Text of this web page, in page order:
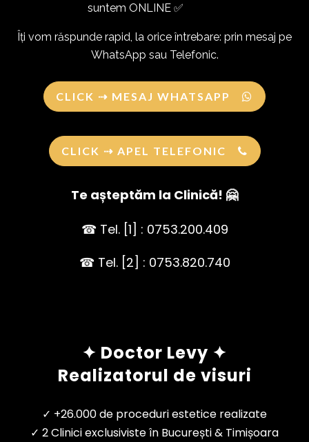
suntem ONLINE ✅
Îți vom răspunde rapid, la orice întrebare: prin mesaj pe
WhatsApp sau Telefonic.
CLICK ⇢ MESAJ WHATSAPP
CLICK ⇢ APEL TELEFONIC
Te așteptăm la Clinică! 🤗
☎ Tel. [1] : 0753.200.409
☎ Tel. [2] : 0753.820.740
✦ Doctor Levy ✦
Realizatorul de visuri
✓ +26.000 de proceduri estetice realizate
✓ 2 Clinici exclusiviste în București & Timișoara